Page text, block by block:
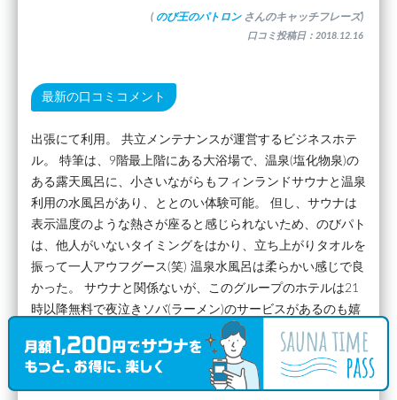
( のび王のパトロン さんのキャッチフレーズ)
口コミ投稿日：2018.12.16
最新の口コミコメント
出張にて利用。 共立メンテナンスが運営するビジネスホテ
ル。 特筆は、9階最上階にある大浴場で、温泉(塩化物泉)の
ある露天風呂に、小さいながらもフィンランドサウナと温泉
利用の水風呂があり、ととのい体験可能。 但し、サウナは
表示温度のような熱さが座ると感じられないため、のびパト
は、他人がいないタイミングをはかり、立ち上がりタオルを
振って一人アウフグース(笑) 温泉水風呂は柔らかい感じで良
かった。 サウナと関係ないが、このグループのホテルは21
時以降無料で夜泣きソバ(ラーメン)のサービスがあるのも嬉
( のび王のパトロン さん)
口コミ投稿日：2018.12.16